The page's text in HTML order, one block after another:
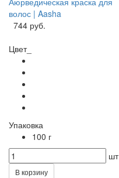
волос | Aasha
744 руб.
Цвет_
Упаковка
100 г
шт
В корзину